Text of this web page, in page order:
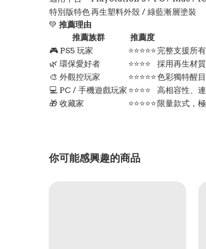
特別版特色再生塑料外殼 / 綠藍漸層塗裝
💚 推薦理由
推薦族群
推薦度
🎮 PS5 玩家
⭐⭐⭐⭐⭐ 完整支援所
🌿 環保愛好者
⭐⭐⭐⭐
採用再生材
🎨 外觀控玩家
⭐⭐⭐⭐⭐色彩獨特醒
💻 PC / 手機遊戲玩家 ⭐⭐⭐⭐
高相容性、連
🎁 收藏家
⭐⭐⭐⭐⭐ 限量款式，
你可能感興趣的商品